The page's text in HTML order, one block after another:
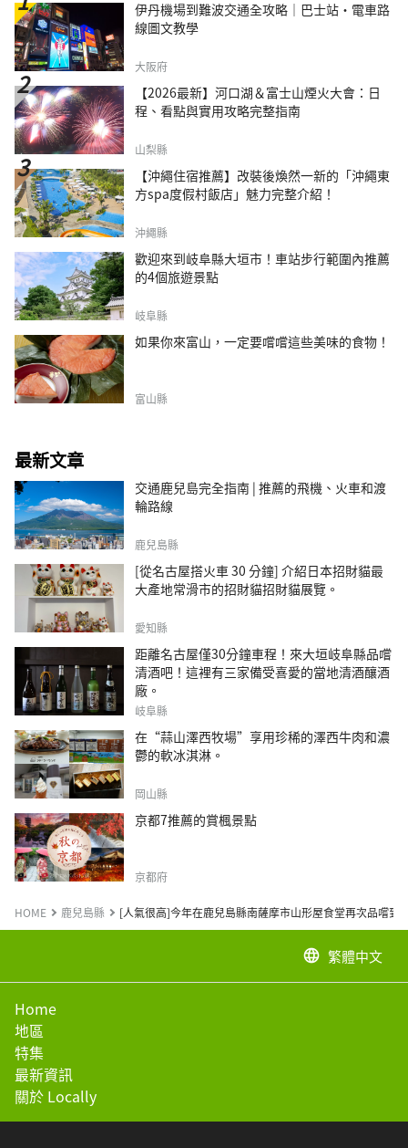
伊丹機場到難波交通全攻略｜巴士站・電車路
線圖文教學
大阪府
【2026最新】河口湖＆富士山煙火大會：日
程、看點與實用攻略完整指南
山梨縣
【沖繩住宿推薦】改裝後煥然一新的「沖繩東
方spa度假村飯店」魅力完整介紹！
沖繩縣
歡迎來到岐阜縣大垣市！車站步行範圍內推薦
的4個旅遊景點
岐阜縣
如果你來富山，一定要嚐嚐這些美味的食物！
富山縣
最新文章
交通鹿兒島完全指南 | 推薦的飛機、火車和渡
輪路線
鹿兒島縣
[從名古屋搭火車 30 分鐘] 介紹日本招財貓最
大產地常滑市的招財貓招財貓展覽。
愛知縣
距離名古屋僅30分鐘車程！來大垣岐阜縣品嚐
清酒吧！這裡有三家備受喜愛的當地清酒釀酒
廠。
岐阜縣
在“蒜山澤西牧場”享用珍稀的澤西牛肉和濃
鬱的軟冰淇淋。
岡山縣
京都7推薦的賞楓景點
京都府
HOME 鹿兒島縣 [人氣很高]今年在鹿兒島縣南薩摩市山形屋食堂再次品嚐到
language 繁體中文
Home
地區
特集
最新資訊
關於 Locally